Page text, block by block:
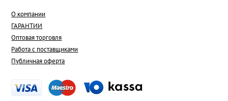
О компании
ГАРАНТИИ
Оптовая торговля
Работа с поставщиками
Публичная оферта